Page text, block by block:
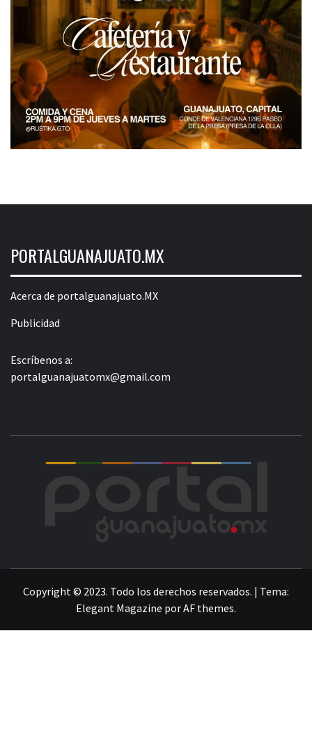
PORTALGUANAJUATO.MX
Acerca de portalguanajuato.MX
Publicidad
Escríbenos a:
portalguanajuatomx@gmail.com
Copyright © 2023. Todo los derechos reservados. | Tema:
Elegant Magazine porAF themes.